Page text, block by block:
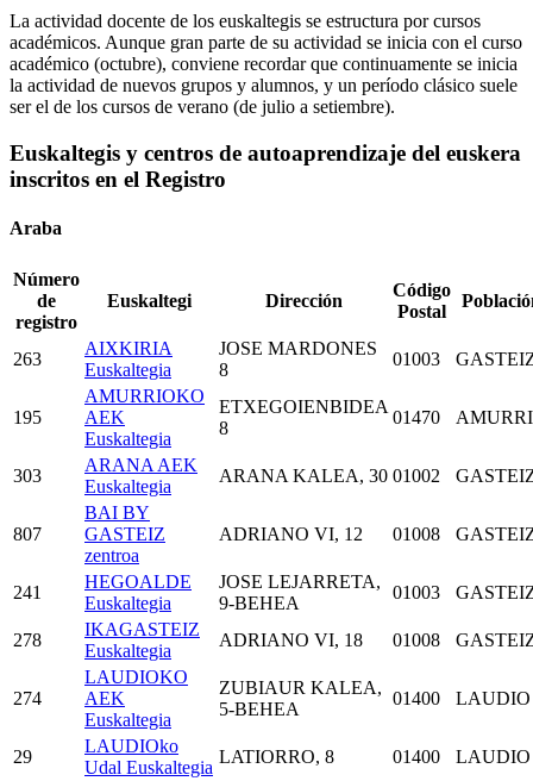
La actividad docente de los euskaltegis se estructura por cursos
académicos. Aunque gran parte de su actividad se inicia con el curso
académico (octubre), conviene recordar que continuamente se inicia
la actividad de nuevos grupos y alumnos, y un período clásico suele
ser el de los cursos de verano (de julio a setiembre).
Euskaltegis y centros de autoaprendizaje del euskera
inscritos en el Registro
Araba
Número
de
registro
Euskaltegi Dirección
Código
Postal
263
AIXKIRIA
Euskaltegia
JOSE MARDONES
8
01003
195
AMURRIOKO
AEK
Euskaltegia
ETXEGOIENBIDEA
8
01470
303
ARANA AEK
Euskaltegia
ARANA KALEA, 30 01002
807
BAI BY
GASTEIZ
zentroa
ADRIANO VI, 12 01008
241
HEGOALDE
Euskaltegia
JOSE LEJARRETA,
9-BEHEA
01003
278
IKAGASTEIZ
Euskaltegia
ADRIANO VI, 18 01008
274
LAUDIOKO
AEK
Euskaltegia
ZUBIAUR KALEA,
5-BEHEA
01400 LAUDIO
29
LAUDIOko
Udal Euskaltegia
LATIORRO, 8 01400 LAUDIO